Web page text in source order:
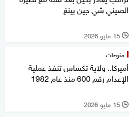
الصيني شي جين بينغ
l 15 مايو 2026
منوعات
أميركا.. ولاية تكساس تنفذ عملية
الإعدام رقم 600 منذ عام 1982
l 15 مايو 2026